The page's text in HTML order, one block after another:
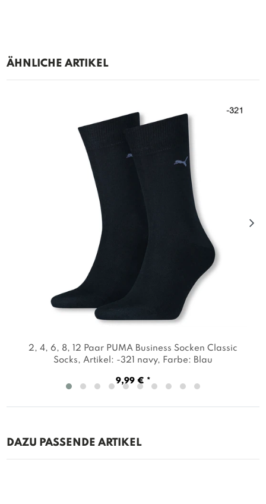
ÄHNLICHE ARTIKEL
2, 4, 6, 8, 12 Paar PUMA Business Socken Classic
Socks, Artikel: -321 navy, Farbe: Blau
9,99 € *
DAZU PASSENDE ARTIKEL